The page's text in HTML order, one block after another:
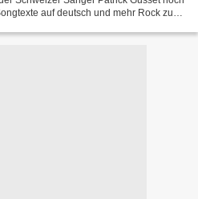
auf deutsch und mehr Rock zum